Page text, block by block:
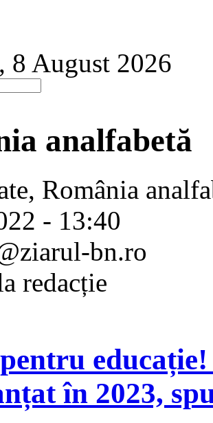
8 August 2026
analfabetă
România
- 13:40
bn.ro
redacție
în 2023,